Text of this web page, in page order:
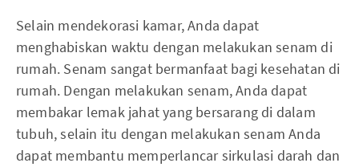
Selain mendekorasi kamar, Anda dapat
menghabiskan waktu dengan melakukan senam di
rumah. Senam sangat bermanfaat bagi kesehatan di
rumah. Dengan melakukan senam, Anda dapat
membakar lemak jahat yang bersarang di dalam
tubuh, selain itu dengan melakukan senam Anda
dapat membantu memperlancar sirkulasi darah dan